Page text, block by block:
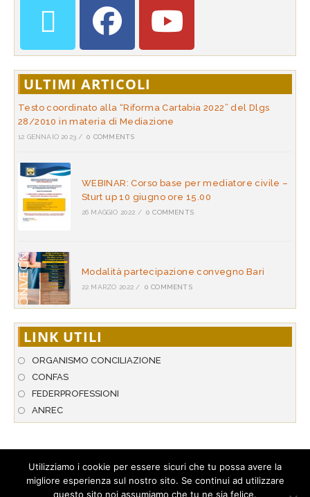
ULTIMI ARTICOLI
Testo coordinato alla “Riforma Cartabia 2022” del Dlgs
28/2010 in materia di Mediazione
12 GENNAIO 2023 / 0 COMMENTS
WEBINAR: Corso base per mediatore civile –
Sturt up 10 giugno ore 15.00
26 MAGGIO 2022 / 0 COMMENTS
Modalità partecipazione convegno Bari
22 MARZO 2022 / 0 COMMENTS
LINK UTILI
ORGANISMO CONCILIAZIONE
CONFAS
FEDERPROFESSIONI
ANREC
© 2026 A.N.P.A.R. - Associazione Nazionale per l’Arbitrato & la
Utilizziamo i cookie per essere sicuri che tu possa avere la
migliore esperienza sul nostro sito. Se continui ad utilizzare
questo sito noi assumiamo che tu ne sia felice.